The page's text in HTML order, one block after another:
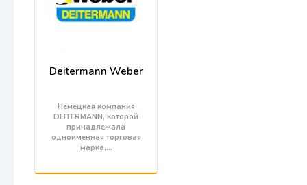
Deitermann Weber
Немецкая компания
DEITERMANN, которой
принадлежала
одноименная торговая
марка,…